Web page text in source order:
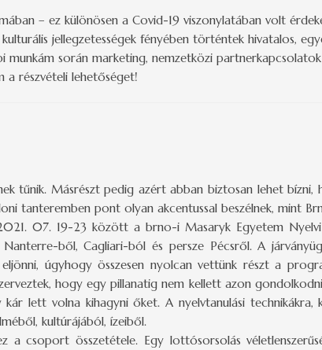
– ez különösen a Covid-19 viszonylatában volt
jellegzetességek fényében történtek hivatalos,
során marketing, nemzetközi
a részvételi lehetőséget!
tűnik. Másrészt pedig azért abban biztosan lehet
tanteremben pont olyan akcentussal beszélnek, mint
07. 19-23 között a brno-i Masaryk Egyetem Nyelvi
ből, Cagliari-ból és persze Pécsről. A
úgyhogy összesen nyolcan vettünk részt a
hogy egy pillanatig nem kellett azon
lett volna kihagyni őket. A nyelvtanulási
kultúrájából, ízeiből.
a csoport összetétele. Egy lottósorsolás